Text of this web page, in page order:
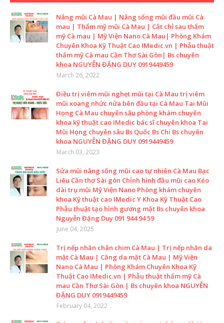
Nâng mũi Cà Mau | Nâng sống mũi đầu mũi Cà
mau | Thẩm mỹ mũi Cà Mau | Cắt chỉ sau thẩm
mỹ Cà mau | Mỹ Viện Nano Cà Mau| Phòng Khám
Chuyên Khoa Kỹ Thuật Cao IMedic.vn | Phẫu thuật
thẩm mỹ Cà mau Cần Thơ Sài Gòn| Bs chuyên
khoa NGUYỄN ĐẶNG DUY 0919449459
March 26, 2022
Điều trị viêm mũi nghẹt mũi tại Cà Mau trị viêm
mũi xoang nhức nửa bên đầu tại Cà Mau Tai Mũi
Họng Cà Mau chuyên sâu phòng khám chuyên
khoa kỹ thuật cao IMedic bác sĩ chuyên khoa Tai
Mũi Họng chuyên sâu Bs Quốc Bs Chi Bs chuyên
khoa NGUYỄN ĐẶNG DUY 0919449459
March 03, 2023
Sửa mũi nâng sống mũi cao tự nhiên Cà Mau Bạc
Liêu Cần thơ Sài gòn Chỉnh hình đầu mũi cao Kéo
dài trụ mũi Mỹ Viện Nano Phòng khám chuyên
khoa Kỹ thuật cao IMedic Y Khoa Kỹ Thuật Cao
Phẫu thuật tạo hình gương mặt Bs chuyên khoa
Nguyễn Đặng Duy 091 944 94 59
June 04, 2025
Trị nếp nhăn chân chim Cà Mau | Trị nếp nhăn da
mặt Cà Mau | Căng da mặt Cà Mau | Mỹ Viện
Nano Cà Mau | Phòng Khám Chuyên Khoa Kỹ
Thuật Cao IMedic.vn | Phẫu thuật thẩm mỹ Cà
mau Cần Thơ Sài Gòn | Bs chuyên khoa NGUYỄN
ĐẶNG DUY 0919449459
February 04, 2022